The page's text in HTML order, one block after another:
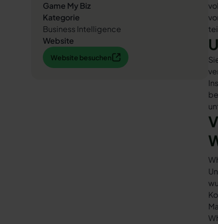
Game My Biz
Kategorie
Business Intelligence
Website
Website besuchen
Website besuchen